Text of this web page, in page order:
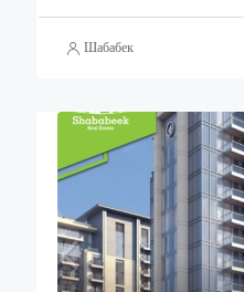
Шабабек